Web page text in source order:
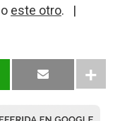
o este otro. |